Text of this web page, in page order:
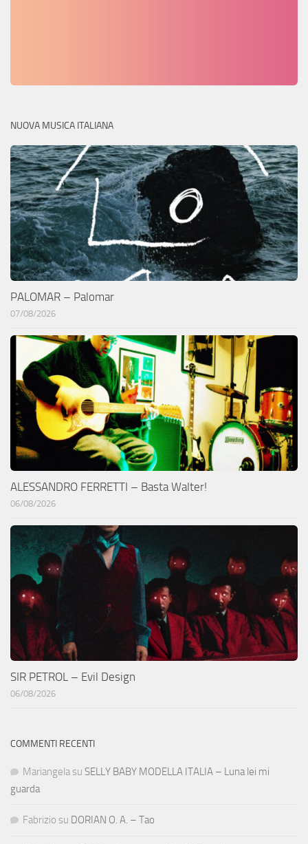
NUOVA MUSICA ITALIANA
PALOMAR – Palomar
07/08/2026
ALESSANDRO FERRETTI – Basta Walter!
06/08/2026
SIR PETROL – Evil Design
06/08/2026
COMMENTI RECENTI
Mariangela su SELLY BABY MODELLA ITALIA – Luna lei mi
guarda
Fabrizio su DORIAN O. A. – Tao